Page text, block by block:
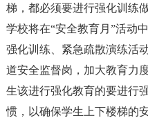
梯，都必须要进行强化训练
学校将在“安全教育月”活动
强化训练、紧急疏散演练活
道安全监督岗，加大教育力
生该进行强化教育的要进行
惯，以确保学生上下楼梯的安